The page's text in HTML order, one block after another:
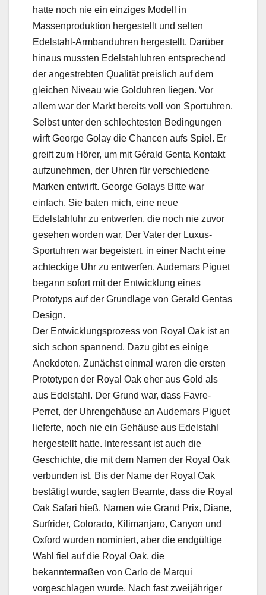
hatte noch nie ein einziges Modell in
Massenproduktion hergestellt und selten
Edelstahl-Armbanduhren hergestellt. Darüber
hinaus mussten Edelstahluhren entsprechend
der angestrebten Qualität preislich auf dem
gleichen Niveau wie Golduhren liegen. Vor
allem war der Markt bereits voll von Sportuhren.
Selbst unter den schlechtesten Bedingungen
wirft George Golay die Chancen aufs Spiel. Er
greift zum Hörer, um mit Gérald Genta Kontakt
aufzunehmen, der Uhren für verschiedene
Marken entwirft. George Golays Bitte war
einfach. Sie baten mich, eine neue
Edelstahluhr zu entwerfen, die noch nie zuvor
gesehen worden war. Der Vater der Luxus-
Sportuhren war begeistert, in einer Nacht eine
achteckige Uhr zu entwerfen. Audemars Piguet
begann sofort mit der Entwicklung eines
Prototyps auf der Grundlage von Gerald Gentas
Design.
Der Entwicklungsprozess von Royal Oak ist an
sich schon spannend. Dazu gibt es einige
Anekdoten. Zunächst einmal waren die ersten
Prototypen der Royal Oak eher aus Gold als
aus Edelstahl. Der Grund war, dass Favre-
Perret, der Uhrengehäuse an Audemars Piguet
lieferte, noch nie ein Gehäuse aus Edelstahl
hergestellt hatte. Interessant ist auch die
Geschichte, die mit dem Namen der Royal Oak
verbunden ist. Bis der Name der Royal Oak
bestätigt wurde, sagten Beamte, dass die Royal
Oak Safari hieß. Namen wie Grand Prix, Diane,
Surfrider, Colorado, Kilimanjaro, Canyon und
Oxford wurden nominiert, aber die endgültige
Wahl fiel auf die Royal Oak, die
bekanntermaßen von Carlo de Marqui
vorgeschlagen wurde. Nach fast zweijähriger